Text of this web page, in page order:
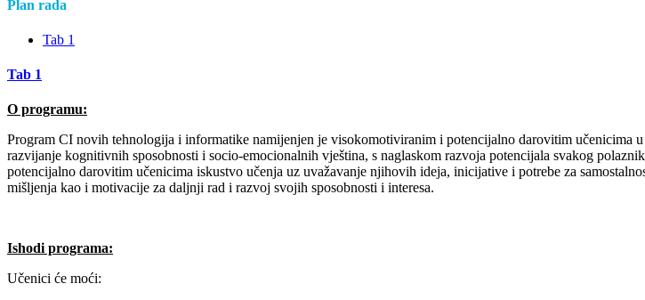
Plan rada
Tab 1
Tab 1
O programu:
Program CI novih tehnologija i informatike namijenjen je visokomotiviranim i potencijalno darovitim učenicima
razvijanje kognitivnih sposobnosti i socio-emocionalnih vještina, s naglaskom razvoja potencijala svakog
potencijalno darovitim učenicima iskustvo učenja uz uvažavanje njihovih ideja, inicijative i potrebe za
mišljenja kao i motivacije za daljnji rad i razvoj svojih sposobnosti i interesa.
Ishodi programa:
Učenici će moći: